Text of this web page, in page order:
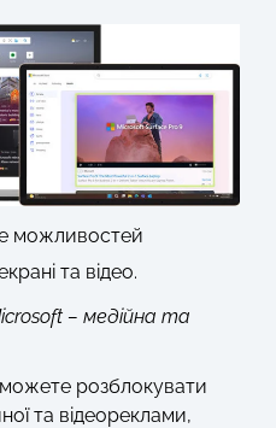
можливостей
та відео.
– медійна та
розблокувати
та відеореклами,